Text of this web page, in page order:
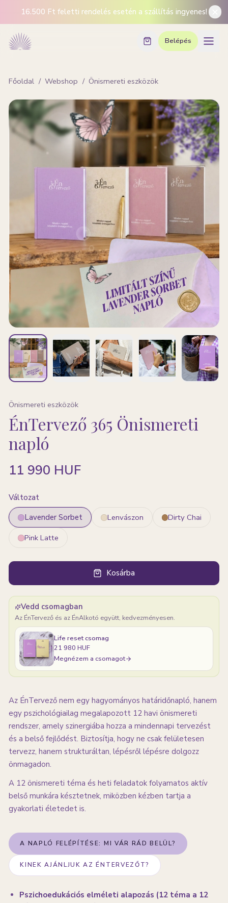
16.500 Ft feletti rendelés esetén a szállítás ingyenes!
Belépés
Főoldal / Webshop / Önismereti eszközök
Önismereti eszközök
ÉnTervező 365 Önismereti
napló
11 990 HUF
Változat
Lavender Sorbet
Lenvászon
Dirty Chai
Pink Latte
Kosárba
Vedd csomagban
Az ÉnTervező és az ÉnAlkotó együtt, kedvezményesen.
Life reset csomag
21 980 HUF
Megnézem a csomagot
Az ÉnTervező nem egy hagyományos határidőnapló, hanem
egy pszichológiailag megalapozott 12 havi önismereti
rendszer, amely szinergiába hozza a mindennapi tervezést
és a belső fejlődést. Biztosítja, hogy ne csak felületesen
tervezz, hanem strukturáltan, lépésről lépésre dolgozz
önmagadon.
A 12 önismereti téma és heti feladatok folyamatos aktív
belső munkára késztetnek, miközben kézben tartja a
gyakorlati életedet is.
A NAPLÓ FELÉPÍTÉSE: MI VÁR RÁD BELÜL?
KINEK AJÁNLJUK AZ ÉNTERVEZŐT?
Pszichoedukációs elméleti alapozás (12 téma a 12